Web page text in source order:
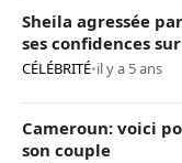
Sheila agressée
ses confidences
CÉLÉBRITÉ•il y a 5 ans
Cameroun: voici
son couple